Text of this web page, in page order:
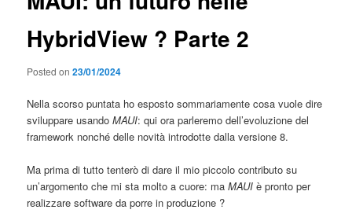
HybridView ? Parte 2
Posted on23/01/2024
Nella scorso puntata ho esposto sommariamente cosa vuole dire
sviluppare usandoMAUI: qui ora parleremo dell’evoluzione del
framework nonché delle novità introdotte dalla versione 8.
Ma prima di tutto tenterò di dare il mio piccolo contributo su
un’argomento che mi sta molto a cuore: maMAUI è pronto per
realizzare software da porre in produzione ?